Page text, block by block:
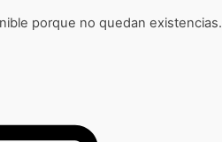
porque no quedan existencias.